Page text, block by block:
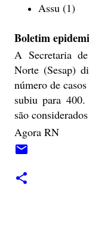
Assu (1)
Boletim
A Secretaria
Norte (Sesap)
número de
subiu para
são
Agora RN